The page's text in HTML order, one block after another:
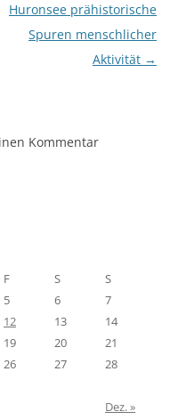
Huronsee prähistorische
Spuren menschlicher
Aktivität →
Kommentar
F S
S
5 6
7
12 13
14
19 20
21
26 27
28
Dez. »